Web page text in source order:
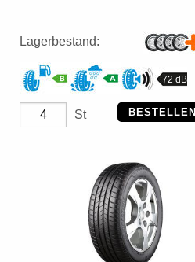
Lagerbestand:
72 dB
St BESTELLEN